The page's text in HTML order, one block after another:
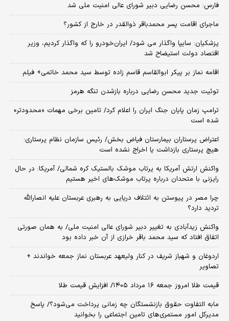
فارس: محسن رضایی دبیر شورای عالی امنیت ملی شد
ماجرای اقامت پسر محمدباقر ذوالقدر در خارج از کشور؟
پزشکیان: سایپا واگذار می شود/ ایران‌خودرو را که واگذار کردیم، وزیر
اقتصاد دولت استیضاح شد
اقامه نماز بر پیکر ابوالقاسم قاسم زاده توسط سید محمد خاتمی+ فیلم
توئیت جدید محسن رضایی درباره بازشدن تنگه هرمز
ترامپ زمان پایان جنگ ایران را اعلام کرد/ تامین برخی مهمات «محدودتر»
شده است
اعتراض پرستاران بیمارستان فیاض بخش/ رئیس سازمان نظام پرستاری:
هیچ پرستاری بازداشت یا اخراج نشده است
واکنش ارتش آمریکا به پرتاب موشک بالستیک کره شمالی/ آمریکا: در حال
رایزنی با متحدان درباره پرتاب موشک‌های اخیر هستیم
چرا مصر در پیوستن به ائتلاف دریایی به رهبری عربستان علیه انصارالله
تردید دارد؟
واکنش زیدآبادی به تغییر دبیر شورای عالی امنیت ملی/ به همان صورتی
اتفاق افتاد که سید محمد باقر خرازی از آن خبر داده بود
اردوغان و شهباز شریف در کنار ولیعهد عربستان نماز جمعه خواندند +
تصاویر
قیمت طلا امروز جمعه ۱۶ مرداد ۱۴۰۵/ افزایش قیمت طلا
مابه التفاوت حقوق بازنشستگان چه زمانی پرداخت می‌شود؟/ پاسخ
مدیرکل امور مستمری‌های تامین اجتماعی را بخوانید